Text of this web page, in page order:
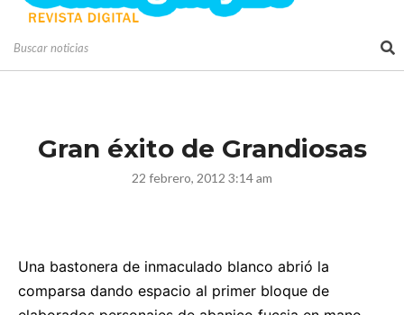
Gran éxito de Grandiosas
22 febrero, 2012 3:14 am
Una bastonera de inmaculado blanco abrió la
comparsa dando espacio al primer bloque de